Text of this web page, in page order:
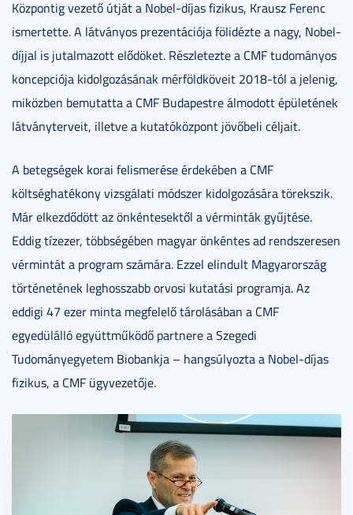
Központig vezető útját a Nobel-díjas fizikus, Krausz Ferenc
ismertette. A látványos prezentációja fölidézte a nagy, Nobel-
díjjal is jutalmazott elődöket. Részletezte a CMF tudományos
koncepciója kidolgozásának mérföldköveit 2018-tól a jelenig,
miközben bemutatta a CMF Budapestre álmodott épületének
látványterveit, illetve a kutatóközpont jövőbeli céljait.
A betegségek korai felismerése érdekében a CMF
költséghatékony vizsgálati módszer kidolgozására törekszik.
Már elkezdődött az önkéntesektől a vérminták gyűjtése.
Eddig tízezer, többségében magyar önkéntes ad rendszeresen
vérmintát a program számára. Ezzel elindult Magyarország
történetének leghosszabb orvosi kutatási programja. Az
eddigi 47 ezer minta megfelelő tárolásában a CMF
egyedülálló együttműködő partnere a Szegedi
Tudományegyetem Biobankja – hangsúlyozta a Nobel-díjas
fizikus, a CMF ügyvezetője.